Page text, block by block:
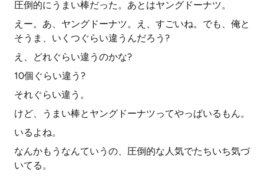
圧倒的にうまい棒だった。あとはヤングドーナツ。
えー。あ、ヤングドーナツ。え、すごいね。でも、俺と
そうま、いくつぐらい違うんだろう?
え、どれぐらい違うのかな?
10個ぐらい違う?
それぐらい違う。
けど、うまい棒とヤングドーナツってやっぱいるもん。
いるよね。
なんかもうなんていうの、圧倒的な人気でたちいち気づ
いてる。